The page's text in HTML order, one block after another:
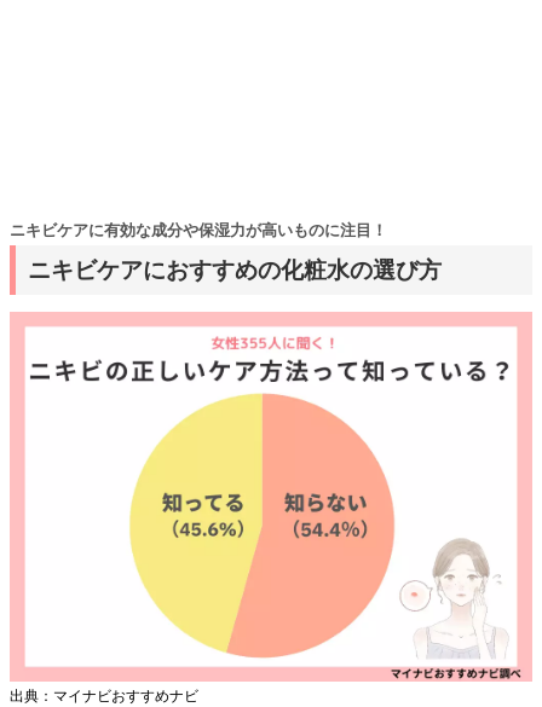
ニキビケアにおすすめの化粧水の選び方
ニキビケアに有効な成分や保湿力が高いものに注目！
出典：マイナビおすすめナビ